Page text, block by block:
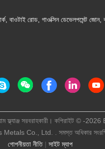
বাওটাই রোড, গাওক্সিন ডেভেলপমেন্ট জোন,
গোপনীয়তা নীতি| সাইট ম্যাপ
ফ্ল্যাঞ্জ সরবরাহকারী। কপিরাইট © -
Co., Ltd. . সমস্ত অধিকার